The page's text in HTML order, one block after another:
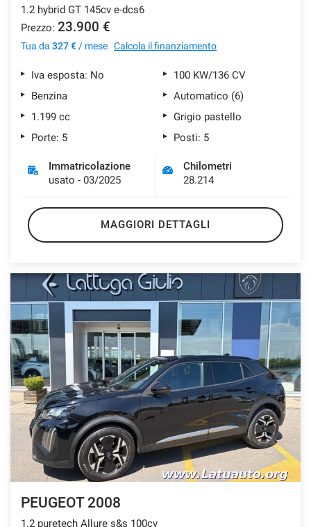
1.2 hybrid GT 145cv e-dcs6
Prezzo: 23.900 €
Tua da 327 € / mese Calcola il finanziamento
Iva esposta: No
100 KW/136 CV
Benzina
Automatico (6)
1.199 cc
Grigio pastello
Porte: 5
Posti: 5
Immatricolazione
usato - 03/2025
Chilometri
28.214
MAGGIORI DETTAGLI
PEUGEOT 2008
1.2 puretech Allure s&s 100cv